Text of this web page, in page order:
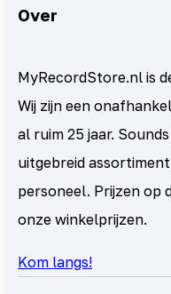
Over
MyRecordStore.nl is
Wij zijn een
al ruim 25 jaar.
uitgebreid
personeel. Prijzen op
onze winkelprijzen.
Kom langs!